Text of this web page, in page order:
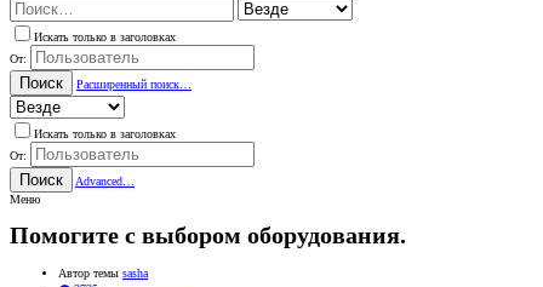
Искать только в заголовках
От:
Поиск Расширенный поиск…
Искать только в заголовках
От:
Поиск
Advanced…
Меню
Помогите с выбором оборудования.
Автор темы sasha